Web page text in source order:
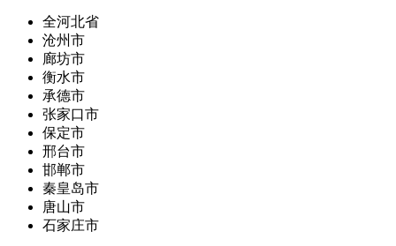
全河北省
沧州市
廊坊市
衡水市
承德市
张家口市
保定市
邢台市
邯郸市
秦皇岛市
唐山市
石家庄市